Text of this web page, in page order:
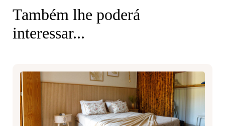
Também lhe poderá
interessar...